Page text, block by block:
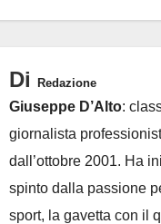
Di Redazione
Giuseppe D’Alto:
giornalista
dall’ottobre 2001. Ha
spinto dalla passione
sport, la gavetta con il